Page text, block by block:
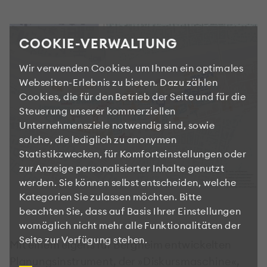
Mit einem eigens für Bergheim entwickelten
COOKIE-VERWALTUNG
Wir verwenden Cookies, um Ihnen ein optimales
Webseiten-Erlebnis zu bieten. Dazu zählen
Cookies, die für den Betrieb der Seite und für die
Steuerung unserer kommerziellen
Unternehmensziele notwendig sind, sowie
solche, die lediglich zu anonymen
Statistikzwecken, für Komforteinstellungen oder
zur Anzeige personalisierter Inhalte genutzt
werden. Sie können selbst entscheiden, welche
Kategorien Sie zulassen möchten. Bitte
beachten Sie, dass auf Basis Ihrer Einstellungen
womöglich nicht mehr alle Funktionalitäten der
Seite zur Verfügung stehen.